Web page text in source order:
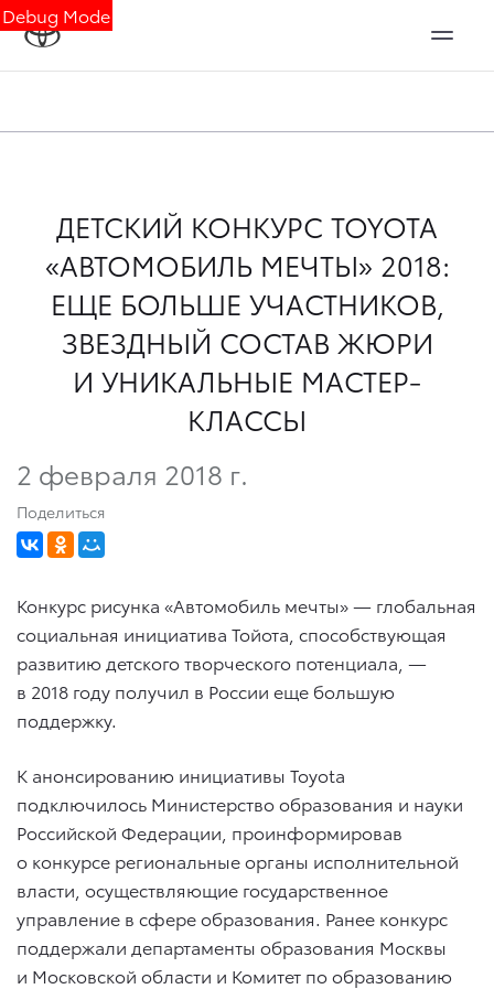
Debug Mode
ДЕТСКИЙ КОНКУРС TOYOTA
«АВТОМОБИЛЬ МЕЧТЫ» 2018:
ЕЩЕ БОЛЬШЕ УЧАСТНИКОВ,
ЗВЕЗДНЫЙ СОСТАВ ЖЮРИ
И УНИКАЛЬНЫЕ МАСТЕР-
КЛАССЫ
2 февраля 2018 г.
Поделиться
Конкурс рисунка «Автомобиль мечты» — глобальная
социальная инициатива Тойота, способствующая
развитию детского творческого потенциала, —
в 2018 году получил в России еще большую
поддержку.
К анонсированию инициативы Toyota
подключилось Министерство образования и науки
Российской Федерации, проинформировав
о конкурсе региональные органы исполнительной
власти, осуществляющие государственное
управление в сфере образования. Ранее конкурс
поддержали департаменты образования Москвы
и Московской области и Комитет по образованию